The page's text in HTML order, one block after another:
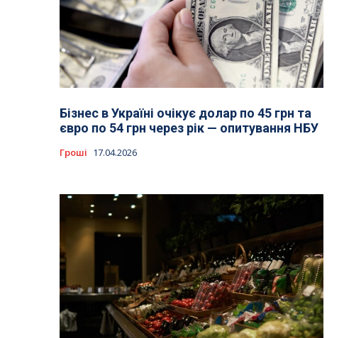
Бізнес в Україні очікує долар по 45 грн та
євро по 54 грн через рік — опитування НБУ
Гроші 17.04.2026